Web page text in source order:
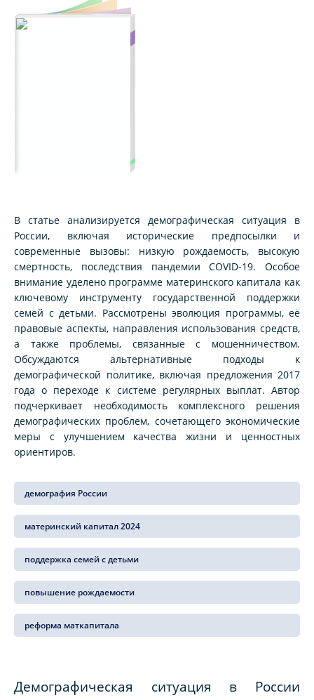
В статье анализируется демографическая ситуация в
России, включая исторические предпосылки и
современные вызовы: низкую рождаемость, высокую
смертность, последствия пандемии COVID-19. Особое
внимание уделено программе материнского капитала как
ключевому инструменту государственной поддержки
семей с детьми. Рассмотрены эволюция программы, её
правовые аспекты, направления использования средств,
а также проблемы, связанные с мошенничеством.
Обсуждаются альтернативные подходы к
демографической политике, включая предложения 2017
года о переходе к системе регулярных выплат. Автор
подчеркивает необходимость комплексного решения
демографических проблем, сочетающего экономические
меры с улучшением качества жизни и ценностных
ориентиров.
демография России
материнский капитал 2024
поддержка семей с детьми
повышение рождаемости
реформа маткапитала
Демографическая ситуация в России